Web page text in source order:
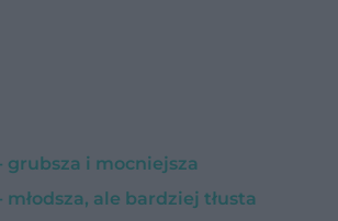
grubsza i mocniejsza
młodsza, ale bardziej tłusta